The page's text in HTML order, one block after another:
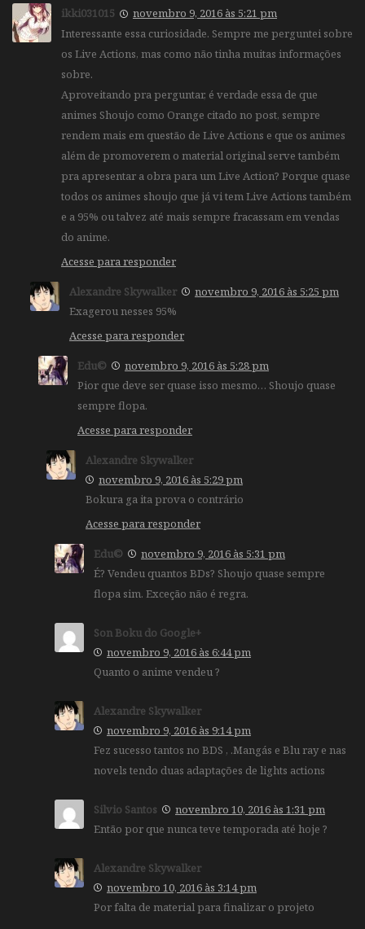
ikki031015
novembro 9, 2016 às 5:21 pm
Interessante essa curiosidade. Sempre me perguntei sobre
os Live Actions, mas como não tinha muitas informações
sobre.
Aproveitando pra perguntar, é verdade essa de que
animes Shoujo como Orange citado no post, sempre
rendem mais em questão de Live Actions e que os animes
além de promoverem o material original serve também
pra apresentar a obra para um Live Action? Porque quase
todos os animes shoujo que já vi tem Live Actions também
e a 95% ou talvez até mais sempre fracassam em vendas
do anime.
Acesse para responder
Alexandre Skywalker
novembro 9, 2016 às 5:25 pm
Exagerou nesses 95%
Acesse para responder
Edu©
novembro 9, 2016 às 5:28 pm
Pior que deve ser quase isso mesmo… Shoujo quase
sempre flopa.
Acesse para responder
Alexandre Skywalker
novembro 9, 2016 às 5:29 pm
Bokura ga ita prova o contrário
Acesse para responder
Edu©
novembro 9, 2016 às 5:31 pm
É? Vendeu quantos BDs? Shoujo quase sempre
flopa sim. Exceção não é regra.
Son Boku do Google+
novembro 9, 2016 às 6:44 pm
Quanto o anime vendeu ?
Alexandre Skywalker
novembro 9, 2016 às 9:14 pm
Fez sucesso tantos no BDS , .Mangás e Blu ray e nas
novels tendo duas adaptações de lights actions
Silvio Santos
novembro 10, 2016 às 1:31 pm
Então por que nunca teve temporada até hoje ?
Alexandre Skywalker
novembro 10, 2016 às 3:14 pm
Por falta de material para finalizar o projeto